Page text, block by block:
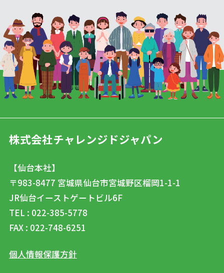
株式会社チャレンジドジャパン
【仙台本社】
〒983-8477 宮城県仙台市宮城野区榴岡1-1-1
JR仙台イーストゲートビル6F
TEL : 022-385-5778
FAX : 022-748-6251
個人情報保護方針